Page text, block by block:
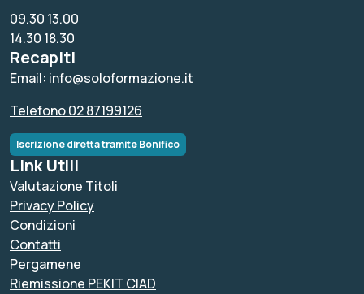
09.30 13.00
14.30 18.30
Recapiti
Email: info@soloformazione.it
Telefono 02 87199126
Iscrizione diretta tramite Bonifico
Link Utili
Valutazione Titoli
Privacy Policy
Condizioni
Contatti
Pergamene
Riemissione PEKIT CIAD